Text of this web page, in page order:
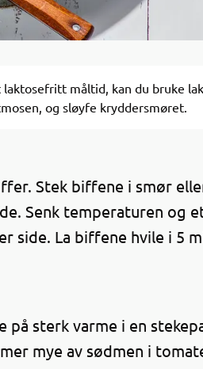
laktosefritt måltid, kan du bruke
og sløyfe kryddersmøret.
Stek biffene i smør
Senk temperaturen og
side. La biffene hvile i 5
sterk varme i en
mye av sødmen i